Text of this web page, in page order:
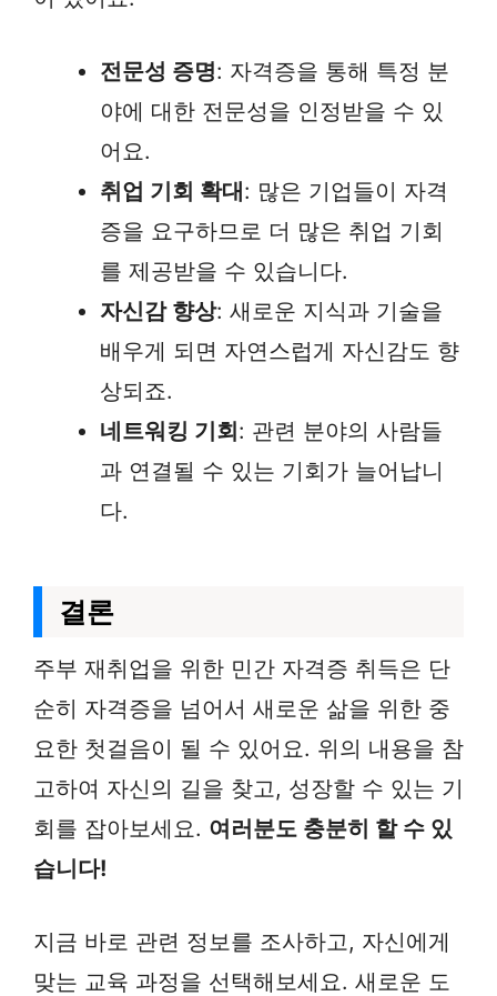
전문성 증명: 자격증을 통해 특정 분
야에 대한 전문성을 인정받을 수 있
어요.
취업 기회 확대: 많은 기업들이 자격
증을 요구하므로 더 많은 취업 기회
를 제공받을 수 있습니다.
자신감 향상: 새로운 지식과 기술을
배우게 되면 자연스럽게 자신감도 향
상되죠.
네트워킹 기회: 관련 분야의 사람들
과 연결될 수 있는 기회가 늘어납니
다.
결론
주부 재취업을 위한 민간 자격증 취득은 단
순히 자격증을 넘어서 새로운 삶을 위한 중
요한 첫걸음이 될 수 있어요. 위의 내용을 참
고하여 자신의 길을 찾고, 성장할 수 있는 기
회를 잡아보세요. 여러분도 충분히 할 수 있
습니다!
지금 바로 관련 정보를 조사하고, 자신에게
맞는 교육 과정을 선택해보세요. 새로운 도